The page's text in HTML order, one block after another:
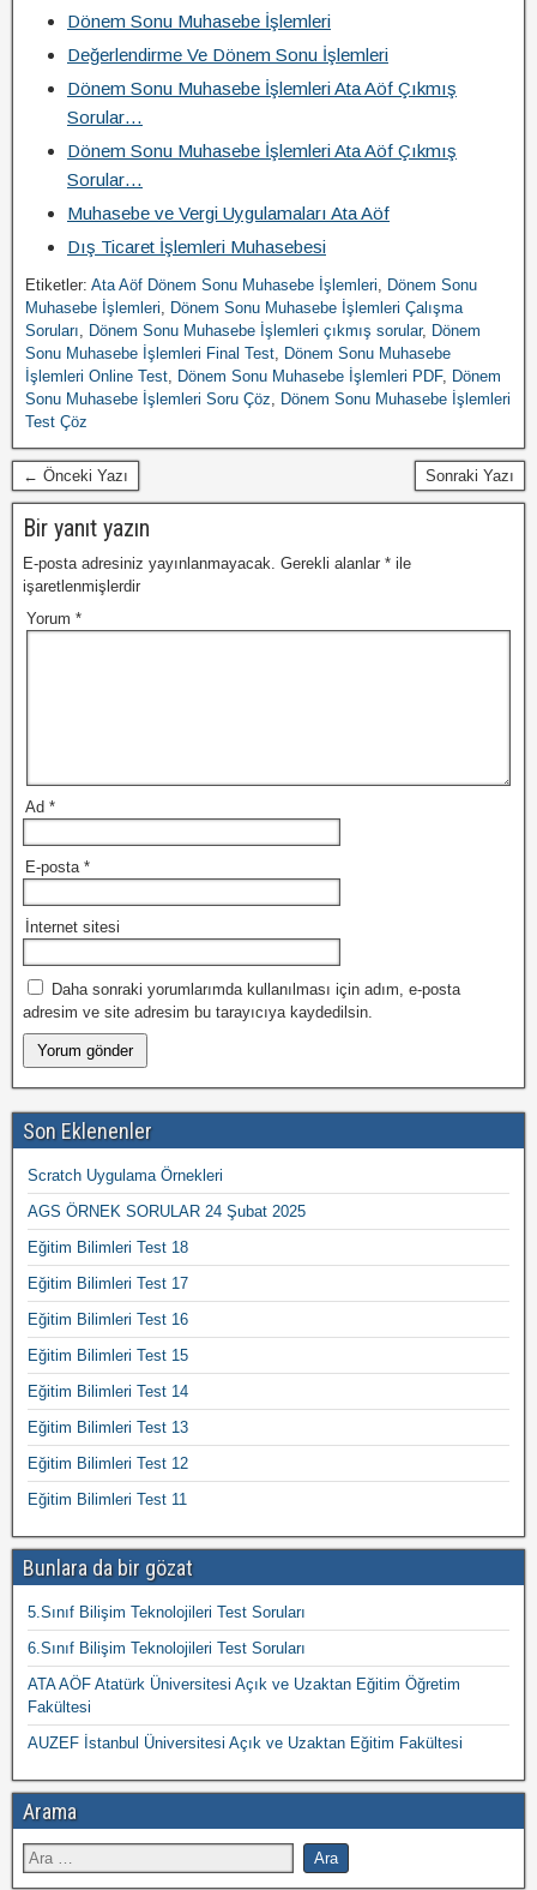
Dönem Sonu Muhasebe İşlemleri
Değerlendirme Ve Dönem Sonu İşlemleri
Dönem Sonu Muhasebe İşlemleri Ata Aöf Çıkmış
Sorular…
Dönem Sonu Muhasebe İşlemleri Ata Aöf Çıkmış
Sorular…
Muhasebe ve Vergi Uygulamaları Ata Aöf
Dış Ticaret İşlemleri Muhasebesi
Etiketler: Ata Aöf Dönem Sonu Muhasebe İşlemleri, Dönem Sonu
Muhasebe İşlemleri, Dönem Sonu Muhasebe İşlemleri Çalışma
Soruları, Dönem Sonu Muhasebe İşlemleri çıkmış sorular, Dönem
Sonu Muhasebe İşlemleri Final Test, Dönem Sonu Muhasebe
İşlemleri Online Test, Dönem Sonu Muhasebe İşlemleri PDF, Dönem
Sonu Muhasebe İşlemleri Soru Çöz, Dönem Sonu Muhasebe İşlemleri
Test Çöz
← Önceki Yazı Sonraki Yazı
Bir yanıt yazın
E-posta adresiniz yayınlanmayacak. Gerekli alanlar * ile
işaretlenmişlerdir
Yorum *
Ad *
E-posta *
İnternet sitesi
Daha sonraki yorumlarımda kullanılması için adım, e-posta
adresim ve site adresim bu tarayıcıya kaydedilsin.
Son Eklenenler
Scratch Uygulama Örnekleri
AGS ÖRNEK SORULAR 24 Şubat 2025
Eğitim Bilimleri Test 18
Eğitim Bilimleri Test 17
Eğitim Bilimleri Test 16
Eğitim Bilimleri Test 15
Eğitim Bilimleri Test 14
Eğitim Bilimleri Test 13
Eğitim Bilimleri Test 12
Eğitim Bilimleri Test 11
Bunlara da bir gözat
5.Sınıf Bilişim Teknolojileri Test Soruları
6.Sınıf Bilişim Teknolojileri Test Soruları
ATA AÖF Atatürk Üniversitesi Açık ve Uzaktan Eğitim Öğretim
Fakültesi
AUZEF İstanbul Üniversitesi Açık ve Uzaktan Eğitim Fakültesi
Arama